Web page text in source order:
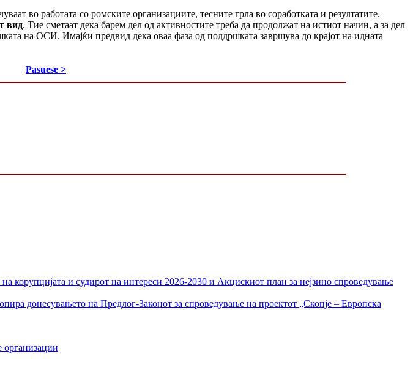
во работата со ромските организациите, тесните грла во соработката и резултатите.
вид. Тие сметаат дека барем дел од активностите треба да продолжат на истиот начин, а за дел
на ОСИ. Имајќи предвид дека оваа фаза од поддршката завршува до крајот на идната
Pasuese >
корупцијата и судирот на интереси 2026-2030 и Акцискиот план за нејзино спроведување
донесувањето на Предлог-Законот за спроведување на проектот „Скопје – Европска